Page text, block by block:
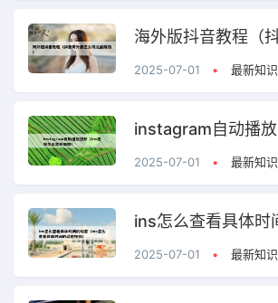
2025-07-01 • 最新知识
2025-07-01 • 最新知识
2025-07-01 • 最新知识